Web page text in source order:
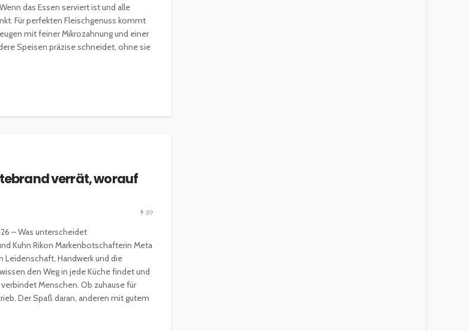
das Essen serviert ist und alle
Für perfekten Fleischgenuss kommt
mit feiner Mikrozahnung und einer
Speisen präzise schneidet, ohne sie
verrät, worauf
89
– Was unterscheidet
Kuhn Rikon Markenbotschafterin Meta
Leidenschaft, Handwerk und die
den Weg in jede Küche findet und
Menschen. Ob zuhause für
Der Spaß daran, anderen mit gutem